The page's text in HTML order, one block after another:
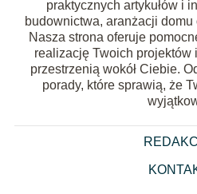
praktycznych artykułów i
budownictwa, aranżacji
Nasza strona oferuje
realizację Twoich projektów
przestrzenią wokół Ciebie.
porady, które sprawią, że